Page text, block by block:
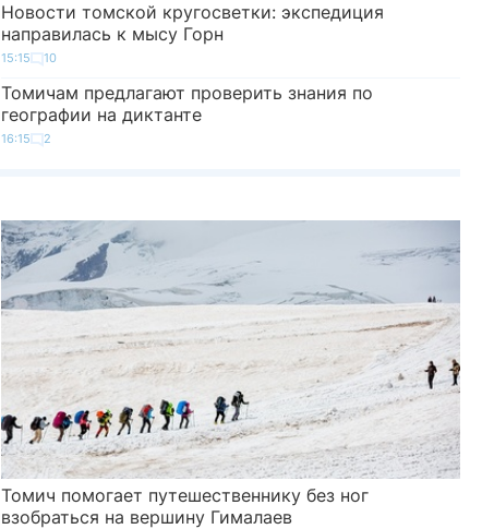
Новости томской кругосветки: экспедиция
направилась к мысу Горн
15:15 10
Томичам предлагают проверить знания по
географии на диктанте
16:15 2
Томич помогает путешественнику без ног
взобраться на вершину Гималаев